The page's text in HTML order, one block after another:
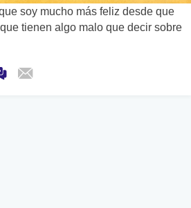
soy mucho más feliz desde que
tienen algo malo que decir sobre